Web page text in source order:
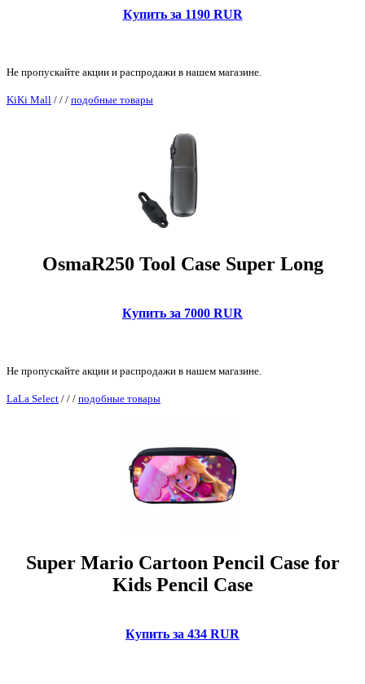
Купить за 1190 RUR
Не пропускайте акции и распродажи в нашем магазине.
KiKi Mall / / / подобные товары
OsmaR250 Tool Case Super Long
Купить за 7000 RUR
Не пропускайте акции и распродажи в нашем магазине.
LaLa Select / / / подобные товары
Super Mario Cartoon Pencil Case for
Kids Pencil Case
Купить за 434 RUR